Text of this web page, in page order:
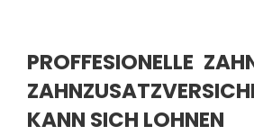
PROFFESIONELLE
KANN SICH LOHNEN